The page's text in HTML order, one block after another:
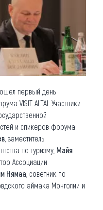
первый день
VISIT ALTAI. Участники
и спикеров форума
, заместитель
по туризму, Майя
Ассоциации
Нямаа , советник по
аймака Монголии и